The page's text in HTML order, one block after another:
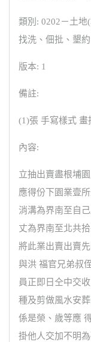
類別: 0202－土地
找洗、佃批、墾
版本: 1
備註:
(1)張 手寫樣式 畫
內容:
立抽出賣盡根埔
應得份下園業壹
消溝為界南至自
丈為界南至北共
將此業出賣出賣
與洪 福官兄弟叔
員正即日仝中交
種及剪做風水安
係是榮、歲等應
掛他人交加不明